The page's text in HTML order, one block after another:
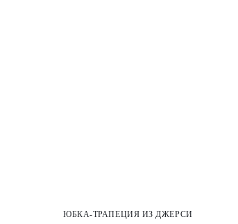
ЮБКА-ТРАПЕЦИЯ ИЗ ДЖЕРСИ